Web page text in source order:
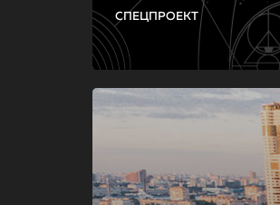
СПЕЦПРОЕКТ